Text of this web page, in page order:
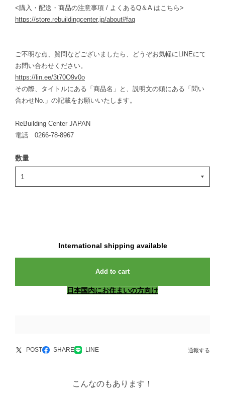
<購入・配送・商品の注意事項 / よくあるQ＆A はこちら>
https://store.rebuildingcenter.jp/about#faq
ご不明な点、質問などございましたら、どうぞお気軽にLINEにて
お問い合わせください。
https://lin.ee/3t70O9v0o
その際、タイトルにある「商品名」と、説明文の頭にある「問い
合わせNo.」の記載をお願いいたします。
ReBuilding Center JAPAN
電話 0266-78-8967
数量
International shipping available
Add to cart
日本国内にお住まいの方向け
POST SHARE LINE 通報する
こんなのもあります！